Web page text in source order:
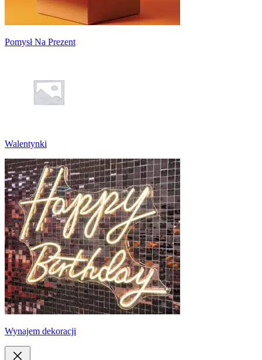
Pomysł Na Prezent
Walentynki
Wynajem dekoracji